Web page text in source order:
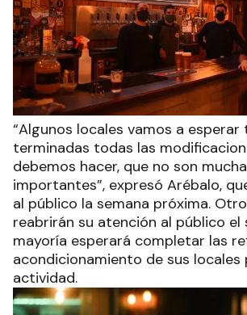
“Algunos locales vamos a esperar
terminadas todas las
debemos hacer, que no son
importantes”, expresó Arébalo,
al público la semana próxima.
reabrirán su atención al público el
mayoría esperará completar las
acondicionamiento de sus locales
actividad.